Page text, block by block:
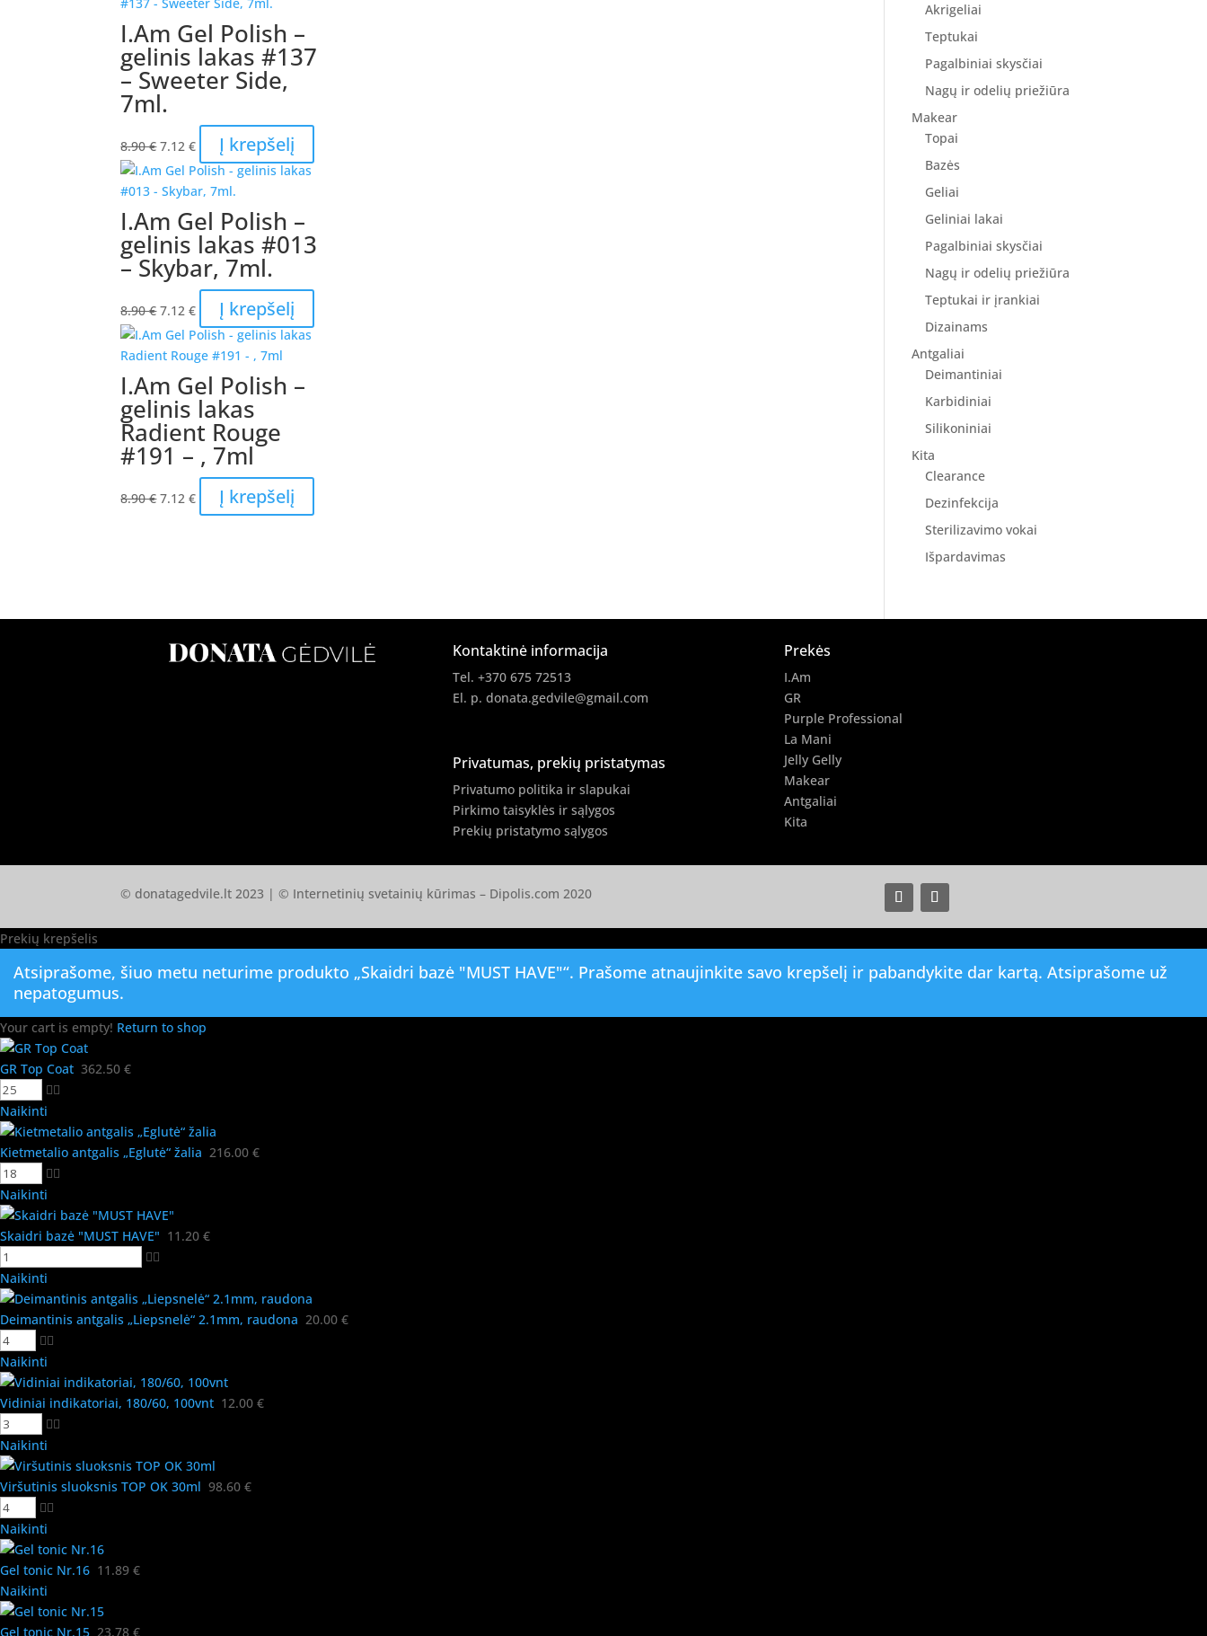
I.Am Gel Polish –
gelinis lakas #137
– Sweeter Side,
7ml.
8.90€Original
was:
8.90 €.
7.12€Current
price
is:
7.12 €.
Į krepšelį
I.Am Gel Polish –
gelinis lakas #013
– Skybar, 7ml.
8.90€Original
was:
8.90 €.
7.12€Current
price
is:
7.12 €.
Į krepšelį
I.Am Gel Polish –
gelinis lakas
Radient Rouge
#191 – , 7ml
8.90€Original
7.12€Current
price
Į krepšelį
Akrigeliai
Teptukai
Pagalbiniai skysčiai
Nagų ir odelių priežiūra
Makear
Topai
Bazės
Geliai
Geliniai lakai
Pagalbiniai skysčiai
Nagų ir odelių priežiūra
Teptukai ir įrankiai
Dizainams
Antgaliai
Deimantiniai
Karbidiniai
Silikoniniai
Kita
Clearance
Dezinfekcija
Sterilizavimo vokai
Išpardavimas
Kontaktinė informacija
Tel. +370 675 72513
El. p. donata.gedvile@gmail.com
Privatumas, prekių pristatymas
Privatumo politika ir slapukai
Pirkimo taisyklės ir sąlygos
Prekių pristatymo sąlygos
Prekės
I.Am
GR
Purple Professional
La Mani
Jelly Gelly
Makear
Antgaliai
Kita
© donatagedvile.lt 2023 | © Internetinių svetainių kūrimas – Dipolis.com 2020
Prekių krepšelis
Atsiprašome, šiuo metu neturime produkto „Skaidri bazė "MUST HAVE"“. Prašome atnaujinkite savo krepšelį ir pabandykite dar kartą. Atsiprašome už
nepatogumus.
Your cart is empty! Return to shop
GR Top Coat 362.50 €
Naikinti
Kietmetalio antgalis „Eglutė“ žalia 216.00 €
Naikinti
Skaidri bazė "MUST HAVE" 11.20 €
Naikinti
Deimantinis antgalis „Liepsnelė“ 2.1mm, raudona 20.00 €
Naikinti
Vidiniai indikatoriai, 180/60, 100vnt 12.00 €
Naikinti
Viršutinis sluoksnis TOP OK 30ml 98.60 €
Naikinti
Gel tonic Nr.16 11.89 €
Naikinti
Gel tonic Nr.15 23.78 €